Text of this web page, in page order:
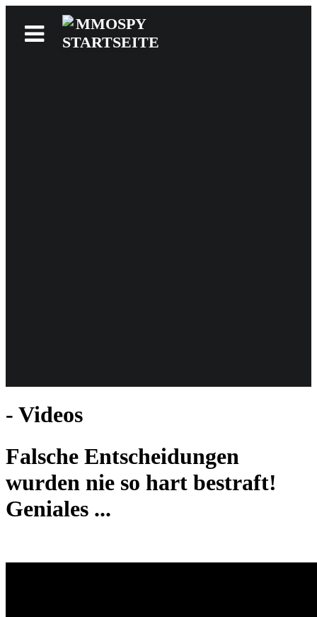
- Videos
Falsche Entscheidungen
wurden nie so hart bestraft!
Geniales ...